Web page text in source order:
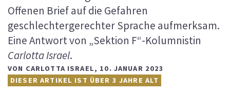
Offenen Brief auf die Gefahren
geschlechtergerechter Sprache aufmerksam.
Eine Antwort von „Sektion F“-Kolumnistin
Carlotta Israel.
VON CARLOTTA ISRAEL, 10. JANUAR 2023
DIESER ARTIKEL IST ÜBER 3 JAHRE ALT